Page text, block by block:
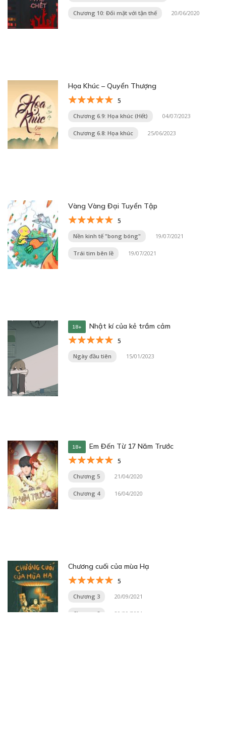
Chương 10: Đối mặt với tận thế 20/06/2020
Họa Khúc – Quyển Thượng
5
Chương 6.9: Họa khúc (Hết) 04/07/2023
Chương 6.8: Họa khúc 25/06/2023
Vàng Vàng Đại Tuyển Tập
5
Nền kinh tế "bong bóng" 19/07/2021
Trái tim bên lề 19/07/2021
18+ Nhật kí của kẻ trầm cảm
5
Ngày đầu tiên 15/01/2023
18+ Em Đến Từ 17 Năm Trước
5
Chương 5 21/04/2020
Chương 4 16/04/2020
Chương cuối của mùa Hạ
5
Chương 3 20/09/2021
Chương 2 20/09/2021